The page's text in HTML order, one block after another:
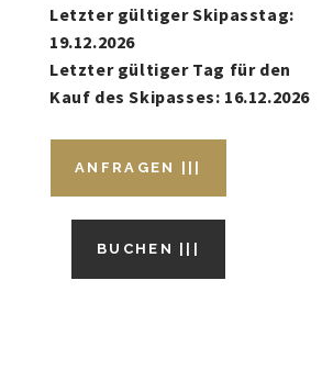
Letzter gültiger Skipasstag:
19.12.2026
Letzter gültiger Tag für den
Kauf des Skipasses: 16.12.2026
ANFRAGEN |||
BUCHEN |||